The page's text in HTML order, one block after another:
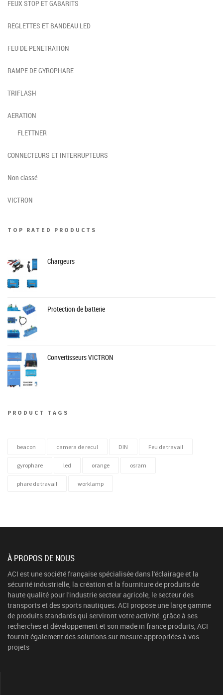
FEUX STOP ET GABARITS
REGLETTES ET BANDEAU LED
FEU DE PENETRATION
RAMPE DE GYROPHARE
TRIFLASH
AERATION
FLETTNER
CONNECTEURS ET INTERRUPTEURS
Non classé
VICTRON
TOP RATED PRODUCTS
Chargeurs
Protection de batterie
Convertisseurs VICTRON
PRODUCT TAGS
beacon camera de recul DIN Feu de travail
gyrophare led orange osram
phare de travail worklamp
À PROPOS DE NOUS
ACI est une société française spécialisée dans l'éclairage et la
sécurité industrielle, la création et la fourniture de produits de
haute qualité pour l'industrie secteur agricole, le secteur des
transports et des sports nautiques. ACI propose une large gamme
de produits standards qui serviront votre activité. grâce à ses
recherches et développement et son made in france produits, ACI
fournit également des solutions sur mesure appropriées à vos
projets